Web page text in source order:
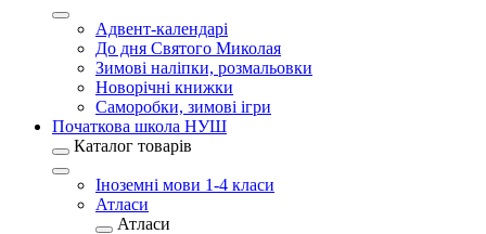
Адвент-календарі
До дня Святого Миколая
Зимові наліпки, розмальовки
Новорічні книжки
Саморобки, зимові ігри
Початкова школа НУШ
Каталог товарів
Іноземні мови 1-4 класи
Атласи
Атласи